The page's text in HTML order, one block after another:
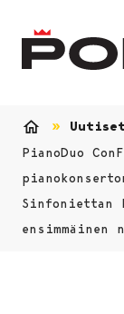
Uutiset
PianoDuo
Sinfoniettan